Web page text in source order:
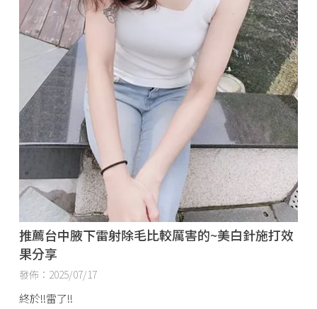
推薦台中腋下雷射除毛比較厲害的~美白針施打效
果分享
發佈：2025/07/17
終於!!雷了!!